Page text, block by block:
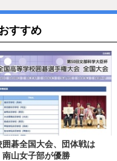
すすめ
囲碁全国大会、団体戦は
南山女子部が優勝